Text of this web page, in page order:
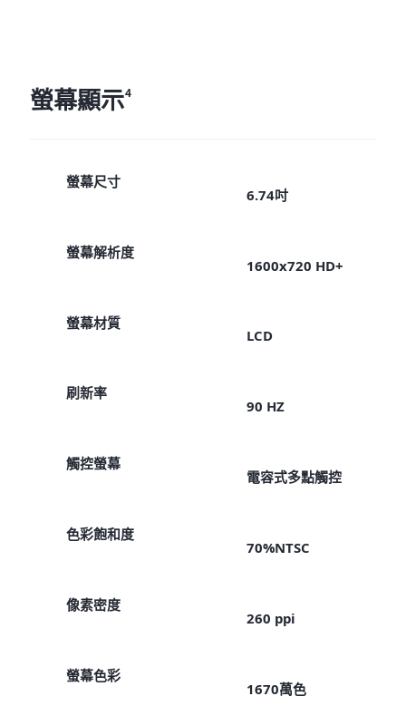
螢幕顯示4
螢幕尺寸
6.74吋
螢幕解析度
1600x720 HD+
螢幕材質
LCD
刷新率
90 HZ
觸控螢幕
電容式多點觸控
色彩飽和度
70%NTSC
像素密度
260 ppi
螢幕色彩
1670萬色